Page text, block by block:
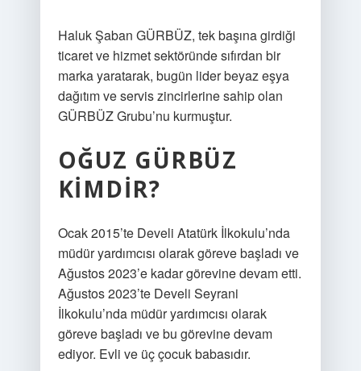
Haluk Şaban GÜRBÜZ, tek başına girdiği
ticaret ve hizmet sektöründe sıfırdan bir
marka yaratarak, bugün lider beyaz eşya
dağıtım ve servis zincirlerine sahip olan
GÜRBÜZ Grubu’nu kurmuştur.
OĞUZ GÜRBÜZ
KIMDIR?
Ocak 2015’te Develi Atatürk İlkokulu’nda
müdür yardımcısı olarak göreve başladı ve
Ağustos 2023’e kadar görevine devam etti.
Ağustos 2023’te Develi Seyrani
İlkokulu’nda müdür yardımcısı olarak
göreve başladı ve bu görevine devam
ediyor. Evli ve üç çocuk babasıdır.